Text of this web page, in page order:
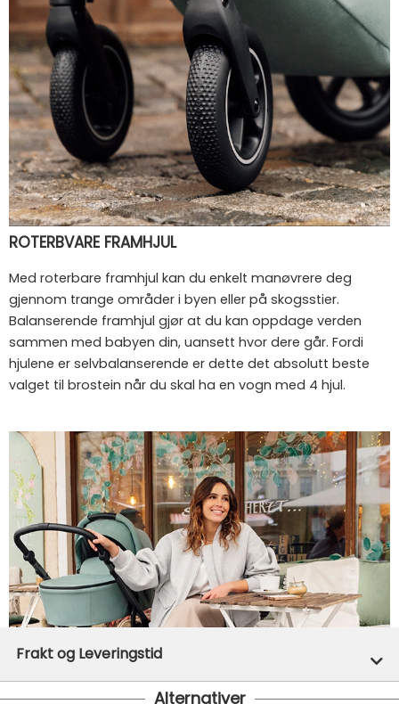
ROTERBVARE FRAMHJUL
Med roterbare framhjul kan du enkelt manøvrere deg
gjennom trange områder i byen eller på skogsstier.
Balanserende framhjul gjør at du kan oppdage verden
sammen med babyen din, uansett hvor dere går. Fordi
hjulene er selvbalanserende er dette det absolutt beste
valget til brostein når du skal ha en vogn med 4 hjul.
Frakt og Leveringstid
Alternativer